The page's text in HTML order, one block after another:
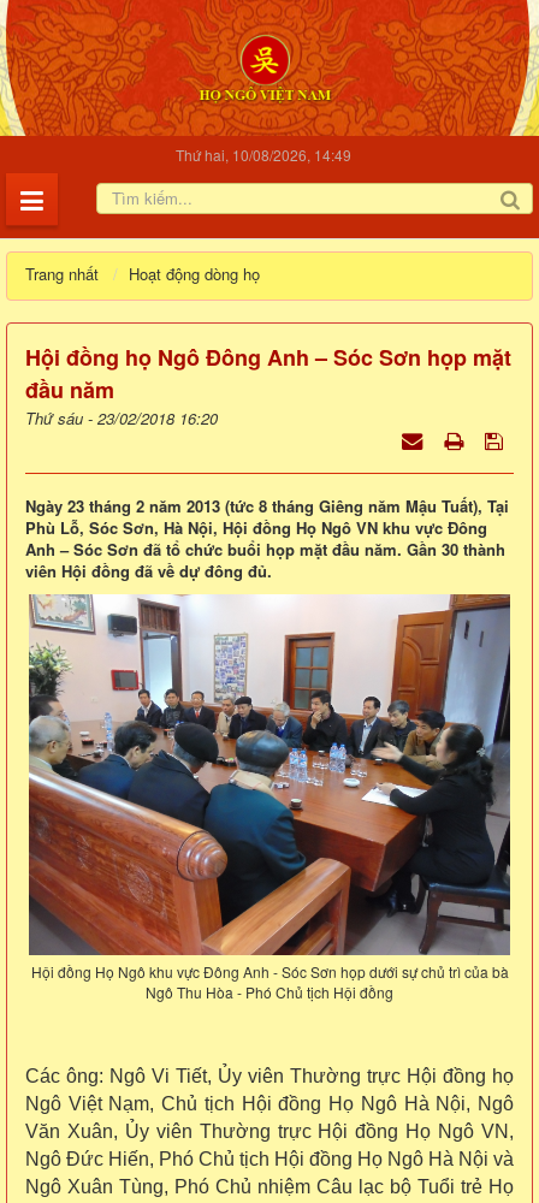
Thứ hai, 10/08/2026, 14:49
Trang nhất Hoạt động dòng họ
Hội đồng họ Ngô Đông Anh – Sóc Sơn họp mặt
đầu năm
Thứ sáu - 23/02/2018 16:20
Ngày 23 tháng 2 năm 2013 (tức 8 tháng Giêng năm Mậu Tuất), Tại
Phù Lỗ, Sóc Sơn, Hà Nội, Hội đồng Họ Ngô VN khu vực Đông
Anh – Sóc Sơn đã tổ chức buổi họp mặt đầu năm. Gần 30 thành
viên Hội đồng đã về dự đông đủ.
Hội đồng Họ Ngô khu vực Đông Anh - Sóc Sơn họp dưới sự chủ trì của bà
Ngô Thu Hòa - Phó Chủ tịch Hội đồng
Các ông: Ngô Vi Tiết, Ủy viên Thường trực Hội đồng họ
Ngô Việt Nạm, Chủ tịch Hội đồng Họ Ngô Hà Nội, Ngô
Văn Xuân, Ủy viên Thường trực Hội đồng Họ Ngô VN,
Ngô Đức Hiến, Phó Chủ tịch Hội đồng Họ Ngô Hà Nội và
Ngô Xuân Tùng, Phó Chủ nhiệm Câu lạc bộ Tuổi trẻ Họ